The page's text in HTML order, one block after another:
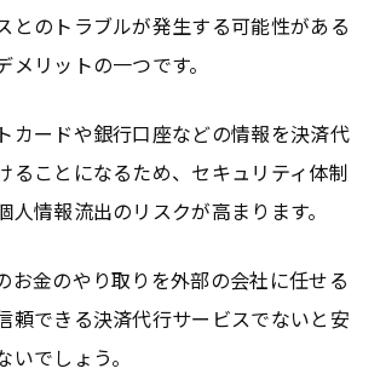
とのトラブルが発生する可能性がある
リットの一つです。
カードや銀行口座などの情報を決済代
ることになるため、セキュリティ体制
人情報流出のリスクが高まります。
お金のやり取りを外部の会社に任せる
頼できる決済代行サービスでないと安
でしょう。